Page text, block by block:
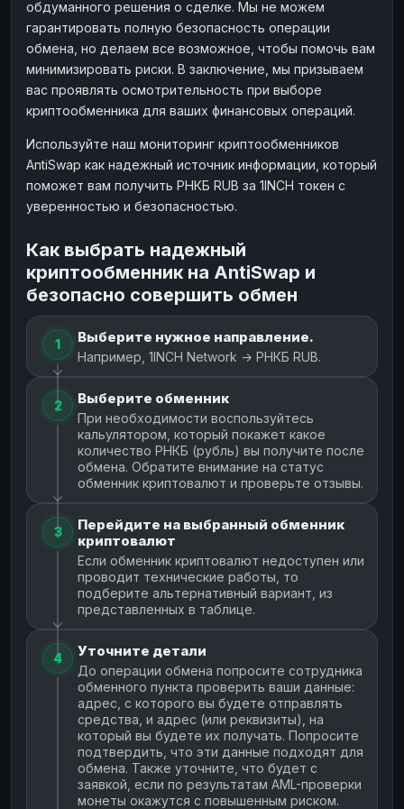
обдуманного решения о сделке. Мы не можем
гарантировать полную безопасность операции
обмена, но делаем все возможное, чтобы помочь вам
минимизировать риски. В заключение, мы призываем
вас проявлять осмотрительность при выборе
криптообменника для ваших финансовых операций.
Используйте наш мониторинг криптообменников
AntiSwap как надежный источник информации, который
поможет вам получить РНКБ RUB за 1INCH токен с
уверенностью и безопасностью.
Как выбрать надежный
криптообменник на AntiSwap и
безопасно совершить обмен
1 Выберите нужное направление.
Например, 1INCH Network → РНКБ RUB.
2 Выберите обменник
При необходимости воспользуйтесь
кальулятором, который покажет какое
количество РНКБ (рубль) вы получите после
обмена. Обратите внимание на статус
обменник криптовалют и проверьте отзывы.
3
Перейдите на выбранный обменник
криптовалют
Если обменник криптовалют недоступен или
проводит технические работы, то
подберите альтернативный вариант, из
представленных в таблице.
4 Уточните детали
До операции обмена попросите сотрудника
обменного пункта проверить ваши данные:
адрес, с которого вы будете отправлять
средства, и адрес (или реквизиты), на
который вы будете их получать. Попросите
подтвердить, что эти данные подходят для
обмена. Также уточните, что будет с
заявкой, если по результатам AML-проверки
монеты окажутся с повышенным риском.